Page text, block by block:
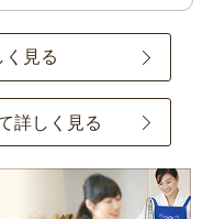
見る
詳しく見る